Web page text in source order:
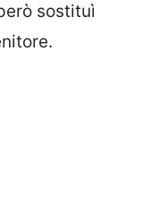
sostituì